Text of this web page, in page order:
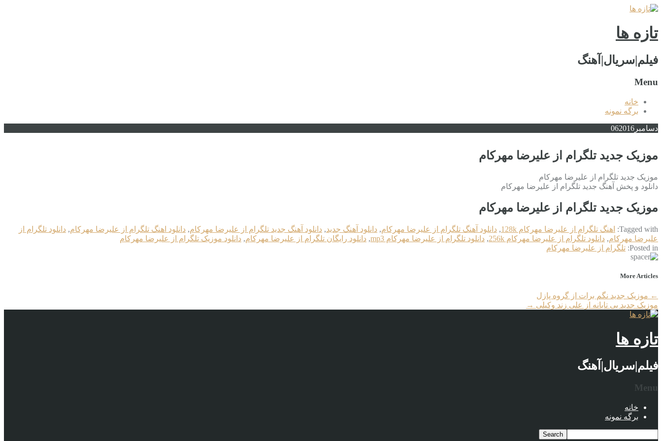
تازه ها
فیلم|سریال|آهنگ
Menu
خانه
برگه نمونه
دسامبر 062016
موزیک جدید تلگرام از علیرضا مهرکام
موزیک جدید تلگرام از علیرضا مهرکام
دانلود و پخش آهنگ جدید تلگرام از علیرضا مهرکام
موزیک جدید تلگرام از علیرضا مهرکام
Tagged with: اهنگ تلگرام از علیرضا مهرکام 128k , دانلود آهنگ تلگرام از علیرضا مهرکام, دانلود آهنگ جدید, دانلود آهنگ جدید تلگرام از علیرضا مهرکام, دانلود اهنگ تلگرام از علیرضا مهرکام, دانلود تلگرام از
علیرضا مهرکام, دانلود تلگرام از علیرضا مهرکام 256k , دانلود تلگرام از علیرضا مهرکام mp3 , دانلود رایگان تلگرام از علیرضا مهرکام, دانلود موزیک تلگرام از علیرضا مهرکام
Posted in: تلگرام از علیرضا مهرکام
More Articles
← موزیک جدید نگم برات از گروه پازل
موزیک جدید بی تابانه از علی زند وکیلی →
تازه ها
فیلم|سریال|آهنگ
Menu
خانه
برگه نمونه